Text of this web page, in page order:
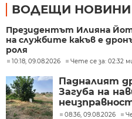
ВОДЕЩИ НОВИНИ
Президентът Илияна
на службите какъв е
роля
10:18, 09.08.2026 Чете се за: 02:32
Падналият
Загуба на
причини
08:36, 09.08.2026